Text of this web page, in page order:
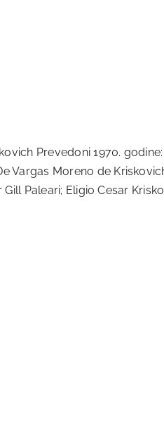
Prevedoni 1970.
Moreno de
Paleari; Eligio Cesar